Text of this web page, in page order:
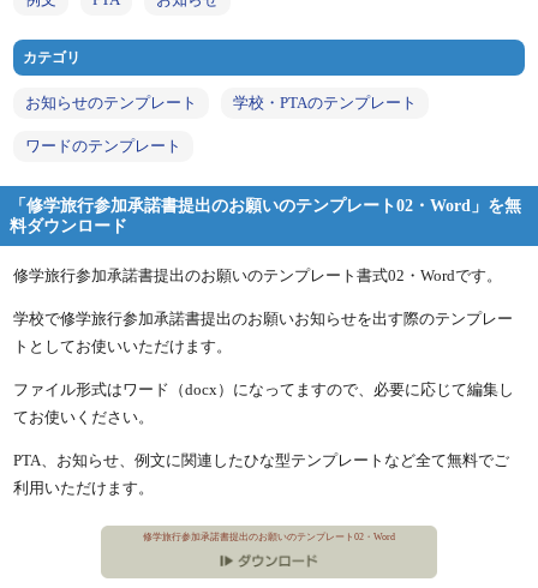
カテゴリ
お知らせのテンプレート 学校・PTAのテンプレート
ワードのテンプレート
「修学旅行参加承諾書提出のお願いのテンプレート02・Word」を無
料ダウンロード
修学旅行参加承諾書提出のお願いのテンプレート書式02・Wordです。
学校で修学旅行参加承諾書提出のお願いお知らせを出す際のテンプレー
トとしてお使いいただけます。
ファイル形式はワード（docx）になってますので、必要に応じて編集し
てお使いください。
PTA、お知らせ、例文に関連したひな型テンプレートなど全て無料でご
利用いただけます。
修学旅行参加承諾書提出のお願いのテンプレート02・Word